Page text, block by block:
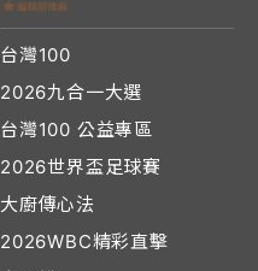
台灣100
2026九合一大選
台灣100 公益專區
2026世界盃足球賽
大廚傳心法
2026WBC精彩直擊